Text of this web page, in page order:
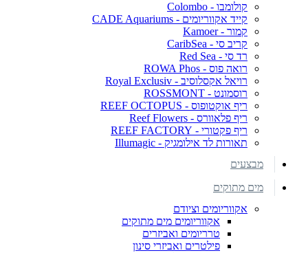
קולומבו - Colombo
קייד אקווריומים - CADE Aquariums
קמור - Kamoer
קריב סי - CaribSea
רד סי - Red Sea
רואה פוס - ROWA Phos
רויאל אקסלוסיב - Royal Exclusiv
רוסמונט - ROSSMONT
ריף אוקטופוס - REEF OCTOPUS
ריף פלאוורס - Reef Flowers
ריף פקטורי - REEF FACTORY
תאורות לד אילומגיק - Illumagic
מבצעים
מים מתוקים
אקווריומים וציודם
אקווריומים מים מתוקים
טרריומים ואביזרים
פילטרים ואביזרי סינון